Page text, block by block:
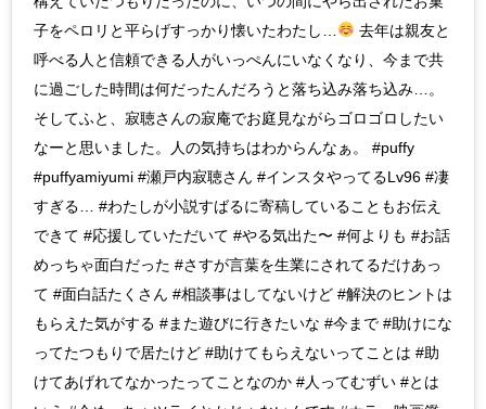
子をペロリと平らげすっかり懐いたわたし…
去年は親友と
呼べる人と信頼できる人がいっぺんにいなくなり、今まで共
に過ごした時間は何だったんだろうと落ち込み落ち込み…。
そしてふと、寂聴さんの寂庵でお庭見ながらゴロゴロしたい
なーと思いました。人の気持ちはわからんなぁ。 #puffy
#puffyamiyumi #瀬戸内寂聴さん #インスタやってるLv96 #凄
すぎる… #わたしが小説すばるに寄稿していることもお伝え
できて #応援していただいて #やる気出た〜 #何よりも #お話
めっちゃ面白だった #さすが言葉を生業にされてるだけあっ
て #面白話たくさん #相談事はしてないけど #解決のヒントは
もらえた気がする #また遊びに行きたいな #今まで #助けにな
ってたつもりで居たけど #助けてもらえないってことは #助
けてあげれてなかったってことなのか #人ってむずい #とは